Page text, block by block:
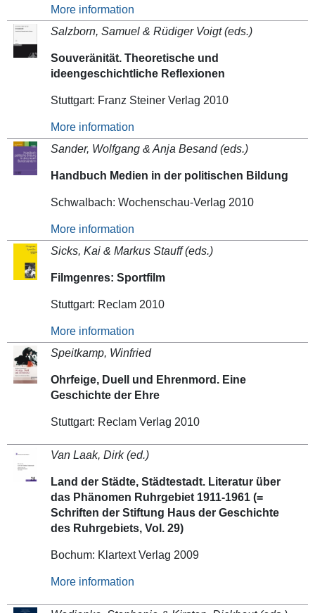
More information
Salzborn, Samuel & Rüdiger Voigt (eds.)
Souveränität. Theoretische und
ideengeschichtliche Reflexionen
Stuttgart: Franz Steiner Verlag 2010
More information
Sander, Wolfgang & Anja Besand (eds.)
Handbuch Medien in der politischen Bildung
Schwalbach: Wochenschau-Verlag 2010
More information
Sicks, Kai & Markus Stauff (eds.)
Filmgenres: Sportfilm
Stuttgart: Reclam 2010
More information
Speitkamp, Winfried
Ohrfeige, Duell und Ehrenmord. Eine
Geschichte der Ehre
Stuttgart: Reclam Verlag 2010
Van Laak, Dirk (ed.)
Land der Städte, Städtestadt. Literatur über
das Phänomen Ruhrgebiet 1911-1961 (=
Schriften der Stiftung Haus der Geschichte
des Ruhrgebiets, Vol. 29)
Bochum: Klartext Verlag 2009
More information